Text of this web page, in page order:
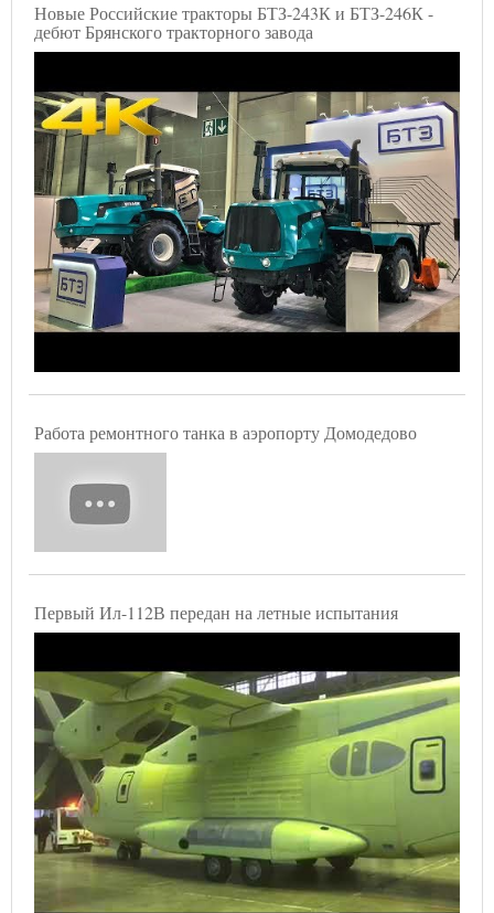
Новые Российские тракторы БТЗ-243К и БТЗ-246К -
дебют Брянского тракторного завода
Работа ремонтного танка в аэропорту Домодедово
Первый Ил-112В передан на летные испытания